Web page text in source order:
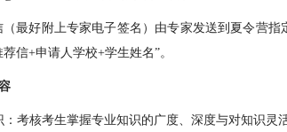
好附上专家电子签名）由专家发送到夏令营指
荐信+申请人学校+学生姓名”。
：考核考生掌握专业知识的广度、深度与对知识灵